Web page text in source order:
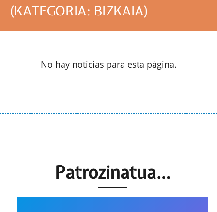
(KATEGORIA: BIZKAIA)
No hay noticias para esta página.
Patrozinatua…